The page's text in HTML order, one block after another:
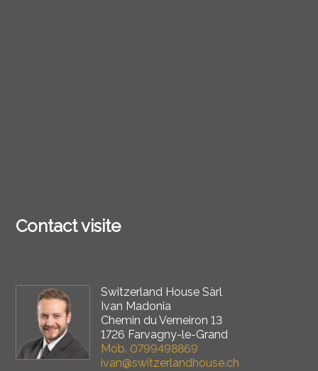
Contact visite
Switzerland House Sàrl
Ivan Madonia
Chemin du Verneiron 13
1726 Farvagny-le-Grand
Mob. 0799498869
ivan@switzerlandhouse.ch